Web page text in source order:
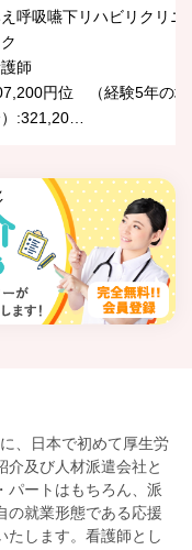
呼吸嚥下リハビリクリニ
師
円位 （経験5年の場
:321,20
、日本で初めて厚生労
介及び人材派遣会社と
パートはもちろん、派
の就業形態である応援
たします。看護師とし